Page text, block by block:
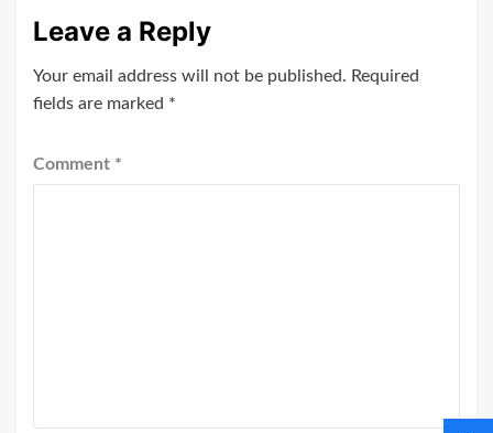
Leave a Reply
Your email address will not be published. Required
fields are marked *
Comment *